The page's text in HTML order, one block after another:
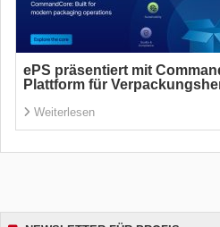
ePS präsentiert mit
Plattform für
Weiterlesen